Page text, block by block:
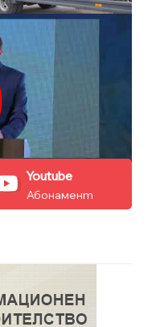
Youtube
Абонамент